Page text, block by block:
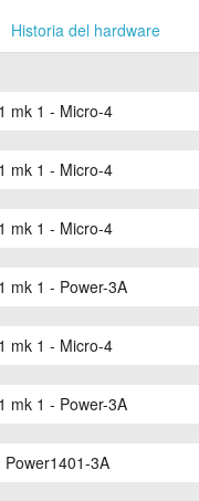
Historia del hardware
mk 1 - Micro-4
mk 1 - Micro-4
mk 1 - Micro-4
mk 1 - Power-3A
mk 1 - Micro-4
mk 1 - Power-3A
Power1401-3A